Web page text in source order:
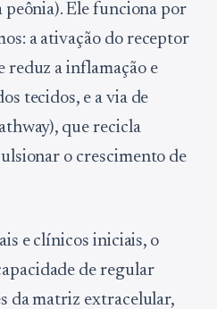
peônia). Ele funciona por
a ativação do receptor
reduz a inflamação e
tecidos, e a via de
que recicla
o crescimento de
e clínicos iniciais, o
de regular
da matriz extracelular,